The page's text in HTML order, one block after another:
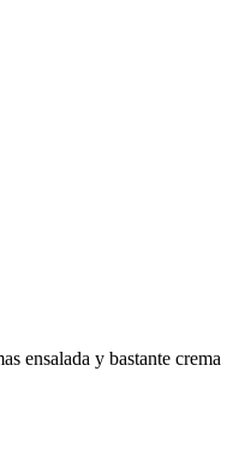
ensalada y bastante crema